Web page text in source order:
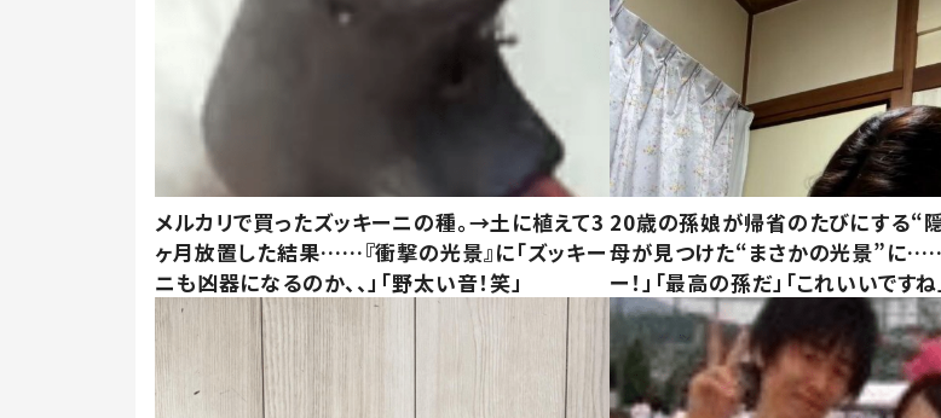
メルカリで買ったズッキーニの種。→土に植えて3
ヶ月放置した結果……『衝撃の光景』に「ズッキー
ニも凶器になるのか、、」「野太い音！笑」
20歳の孫娘が帰省のたびにする“隠
母が見つけた“まさかの光景”に
ー！」「最高の孫だ」「これいいですね